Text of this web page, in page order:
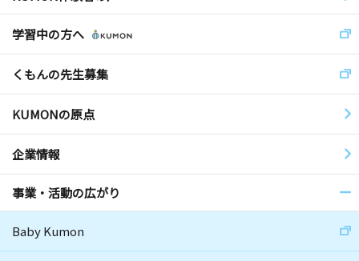
学習中の方へ
くもんの先生募集
KUMONの原点
企業情報
事業・活動の広がり
Baby Kumon